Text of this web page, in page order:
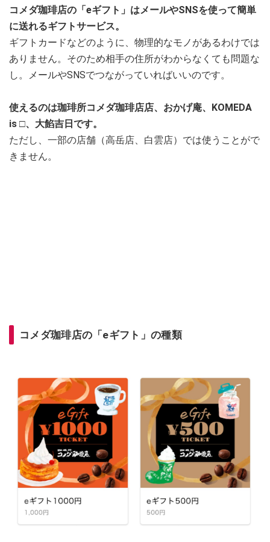
コメダ珈琲店の「eギフト」はメールやSNSを使って簡単
に送れるギフトサービス。
ギフトカードなどのように、物理的なモノがあるわけでは
ありません。そのため相手の住所がわからなくても問題な
し。メールやSNSでつながっていればいいのです。
使えるのは珈琲所コメダ珈琲店店、おかげ庵、KOMEDA
is □、大餡吉日です。
ただし、一部の店舗（高岳店、白雲店）では使うことがで
きません。
コメダ珈琲店の「eギフト」の種類